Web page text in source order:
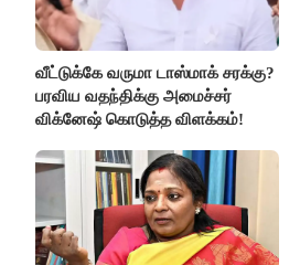
வீட்டுக்கே வருமா டாஸ்மாக் சரக்கு?
பரவிய வதந்திக்கு அமைச்சர்
விக்னேஷ் கொடுத்த விளக்கம்!